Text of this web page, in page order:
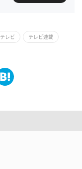
テレビ テレビ連載